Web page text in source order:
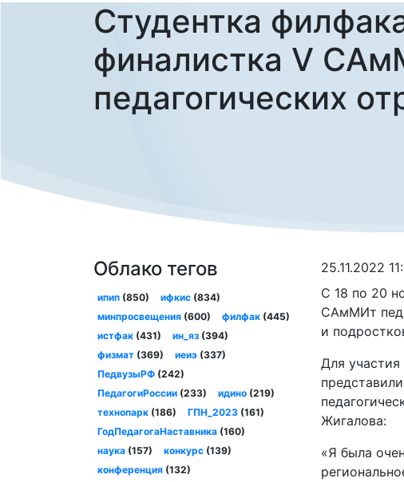
Студентка
финалистка V
педагогических
25.11.2022
С 18 по 20
САмМИт
и
Для
Жигалова:
«Я была
Облако тегов
ипип(850) ифкис (834)
минпросвещения(600) филфак (445)
истфак(431) ин_яз (394)
физмат(369) иеиэ (337)
ПедвузыРФ(242)
ПедагогиРоссии(233) идино (219)
технопарк(186) ГПН_2023 (161)
ГодПедагогаНаставника(160)
наука(157) конкурс (139)
конференция(132)